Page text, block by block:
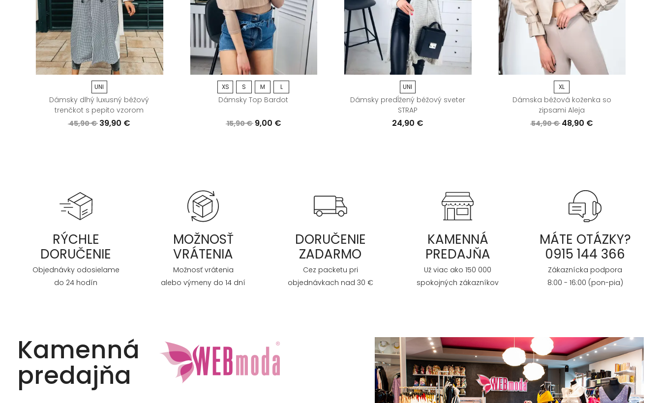
UNI
Dámsky dlhý luxusný béžový
trenčkot s pepito vzorom
45,90 € 39,90 €
XS S M L
Dámsky Top Bardot
15,90 € 9,00 €
UNI
Dámsky predĺžený béžový sveter
STRAP
24,90 €
XL
Dámska béžová koženka so
zipsami Aleja
54,90 € 48,90 €
RÝCHLE
DORUČENIE
Objednávky odosielame
do 24 hodín
MOŽNOSŤ
VRÁTENIA
Možnosť vrátenia
alebo výmeny do 14 dní
DORUČENIE
ZADARMO
Cez packetu pri
objednávkach nad 30 €
KAMENNÁ
PREDAJŇA
Už viac ako 150 000
spokojných zákazníkov
MÁTE OTÁZKY?
0915 144 366
Zákaznícka podpora
8:00 - 16:00 (pon-pia)
Kamenná
predajňa